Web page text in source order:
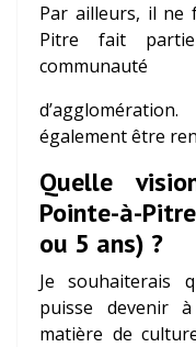
Par ailleurs, il ne
Pitre fait
communauté
également être
Quelle
Pointe-à-
ou 5 ans) ?
Je souhaiterais
puisse devenir
matière de